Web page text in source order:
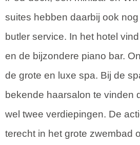
suites hebben daarbij ook
butler service. In het hotel
en de bijzondere piano bar.
de grote en luxe spa. Bij de
bekende haarsalon te vinden
wel twee verdiepingen. De
terecht in het grote zwembad